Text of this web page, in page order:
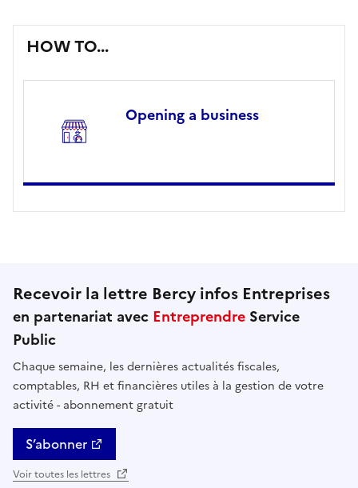
HOW TO...
Opening a business
Recevoir la lettre Bercy infos Entreprises
en partenariat avec Entreprendre Service
Public
Chaque semaine, les dernières actualités fiscales,
comptables, RH et financières utiles à la gestion de votre
activité - abonnement gratuit
S’abonner
Voir toutes les lettres